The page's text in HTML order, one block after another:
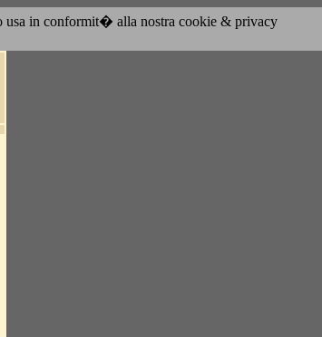
usa in conformit� alla nostra cookie & privacy